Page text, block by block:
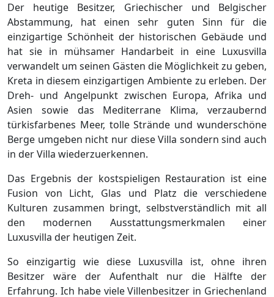
Der heutige Besitzer, Griechischer und Belgischer
Abstammung, hat einen sehr guten Sinn für die
einzigartige Schönheit der historischen Gebäude und
hat sie in mühsamer Handarbeit in eine Luxusvilla
verwandelt um seinen Gästen die Möglichkeit zu geben,
Kreta in diesem einzigartigen Ambiente zu erleben. Der
Dreh- und Angelpunkt zwischen Europa, Afrika und
Asien sowie das Mediterrane Klima, verzaubernd
türkisfarbenes Meer, tolle Strände und wunderschöne
Berge umgeben nicht nur diese Villa sondern sind auch
in der Villa wiederzuerkennen.
Das Ergebnis der kostspieligen Restauration ist eine
Fusion von Licht, Glas und Platz die verschiedene
Kulturen zusammen bringt, selbstverständlich mit all
den modernen Ausstattungsmerkmalen einer
Luxusvilla der heutigen Zeit.
So einzigartig wie diese Luxusvilla ist, ohne ihren
Besitzer wäre der Aufenthalt nur die Hälfte der
Erfahrung. Ich habe viele Villenbesitzer in Griechenland